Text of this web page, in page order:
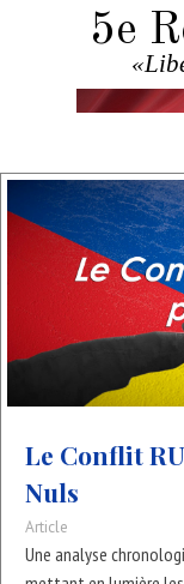
5e
Le Conflit
Nuls
Article
Une analyse